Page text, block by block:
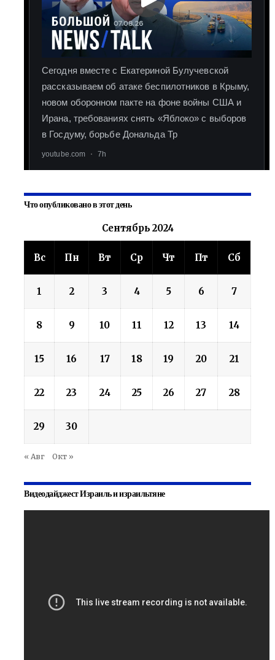
Что опубликовано в этот день
Сентябрь 2024
Вс Пн Вт Ср Чт Пт Сб
1 2 3 4 5 6 7
8 9 10 11 12 13 14
15 16 17 18 19 20 21
22 23 24 25 26 27 28
29 30
« Авг Окт »
Видеодайджест Израиль и израильтяне